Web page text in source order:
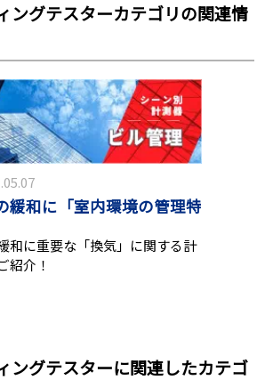
ングテスターカテゴリの関連情
緩和に「室内環境の管理特
和に重要な「換気」に関する計
紹介！
ングテスターに関連したカテゴ